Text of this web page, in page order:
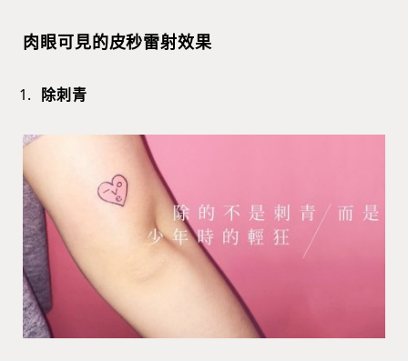
肉眼可見的皮秒雷射效果
除刺青